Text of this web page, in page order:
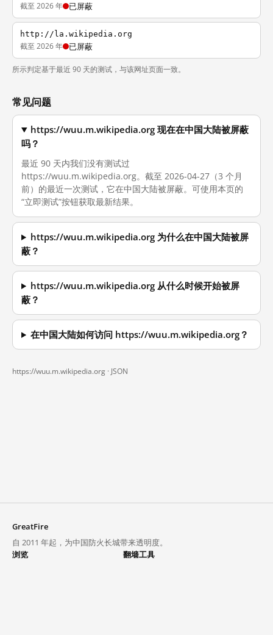
截至 2026 年 已屏蔽
http://la.wikipedia.org
截至 2026 年 已屏蔽
所示判定基于最近 90 天的测试，与该网址页面一致。
常见问题
https://wuu.m.wikipedia.org 现在在中国大陆被屏蔽
吗？
最近 90 天内我们没有测试过
https://wuu.m.wikipedia.org。截至 2026-04-27（3 个月
前）的最近一次测试，它在中国大陆被屏蔽。可使用本页的
“立即测试”按钮获取最新结果。
https://wuu.m.wikipedia.org 为什么在中国大陆被屏
蔽？
https://wuu.m.wikipedia.org 从什么时候开始被屏
蔽？
在中国大陆如何访问 https://wuu.m.wikipedia.org？
https://wuu.m.wikipedia.org · JSON
GreatFire
自 2011 年起，为中国防火长城带来透明度。
浏览
翻墙工具